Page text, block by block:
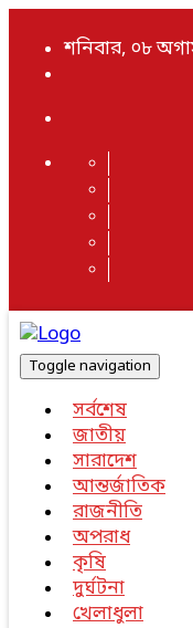
শনিবার, ০৮
Toggle navigation
সর্বশেষ
জাতীয়
সারাদেশ
আন্তর্জাতিক
রাজনীতি
অপরাধ
কৃষি
দুর্ঘটনা
খেলাধুলা